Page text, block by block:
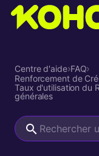
Centre d'aide›FAQ›
Renforcement de
Taux d'utilisation du
générales